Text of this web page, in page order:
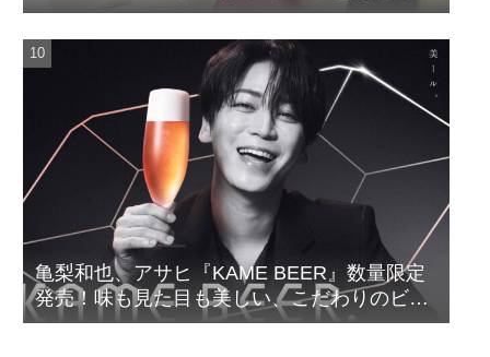
ザイン
亀梨和也、アサヒ『KAME BEER』数量限定
発売！味も見た目も美しい、こだわりのビー
ルがついに完成